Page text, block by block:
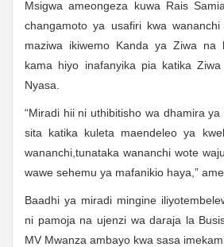
Msigwa ameongeza kuwa Rais
changamoto ya usafiri kwa
maziwa ikiwemo Kanda ya Ziwa na
kama hiyo inafanyika pia katika
Nyasa.
“Miradi hii ni uthibitisho wa dhamira
sita katika kuleta maendeleo ya
wananchi,tunataka wananchi wote
wawe sehemu ya mafanikio haya,”
Baadhi ya miradi mingine
ni pamoja na ujenzi wa daraja la
MV Mwanza ambayo kwa sasa